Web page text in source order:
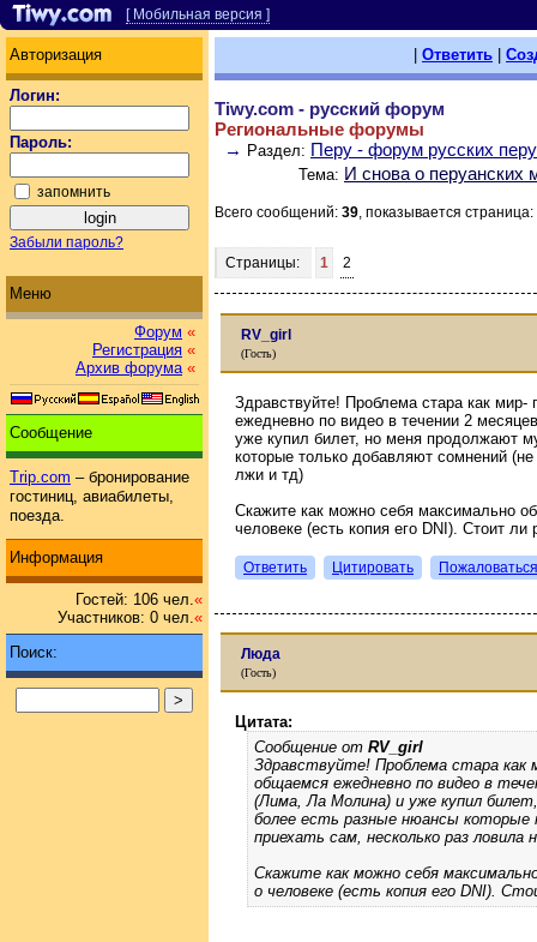
[ Мобильная версия ]
Авторизация
Логин:
Пароль:
запомнить
Забыли пароль?
Меню
Форум «
Регистрация «
Архив форума «
Сообщение
Trip.com – бронирование
гостиниц, авиабилеты,
поезда.
Информация
Гостей: 106 чел.«
Участников: 0 чел.«
Поиск:
Ответить
Tiwy.com - русский форум
Региональные форумы
→ Раздел: Перу - форум русских
Тема: И снова о перуанских
Всего сообщений: 39, показывается страница:
Страницы: 1 2
RV_girl
(Гость)
Здравствуйте! Проблема стара как
ежедневно по видео в течении 2
уже купил билет, но меня продолжают
которые только добавляют сомнений
лжи и тд)
Скажите как можно себя максимально
человеке (есть копия его DNI). Стоит ли
Ответить Цитировать Пожаловаться
Люда
(Гость)
Цитата:
Сообщение от RV_girl
Здравствуйте! Проблема стара как
общаемся ежедневно по видео в
(Лима, Ла Молина) и уже купил
более есть разные нюансы
приехать сам, несколько раз ловила
Скажите как можно себя
о человеке (есть копия его DNI).